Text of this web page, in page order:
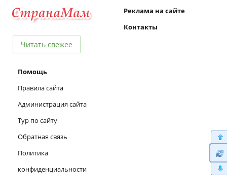
Читать свежее
Реклама на сайте
Контакты
Помощь
Правила сайта
Администрация сайта
Тур по сайту
Обратная связь
Политика
конфиденциальности